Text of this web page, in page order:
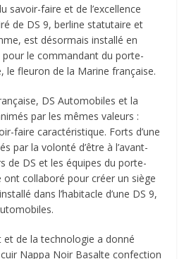
savoir-faire et de l’excellence
de DS 9, berline statutaire et
est désormais installé en
le commandant du porte-
le fleuron de la Marine française.
DS Automobiles et la
par les mêmes valeurs :
faire caractéristique. Forts d’une
par la volonté d’être à l’avant-
de DS et les équipes du porte-
ont collaboré pour créer un siège
dans l’habitacle d’une DS 9,
et de la technologie a donné
Nappa Noir Basalte confection